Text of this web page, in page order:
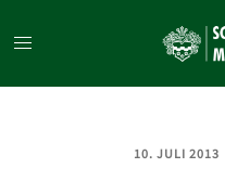
Inhalt
10. JULI 2013